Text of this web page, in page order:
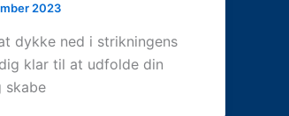
2023
dykke ned i strikningens
klar til at udfolde din
skabe